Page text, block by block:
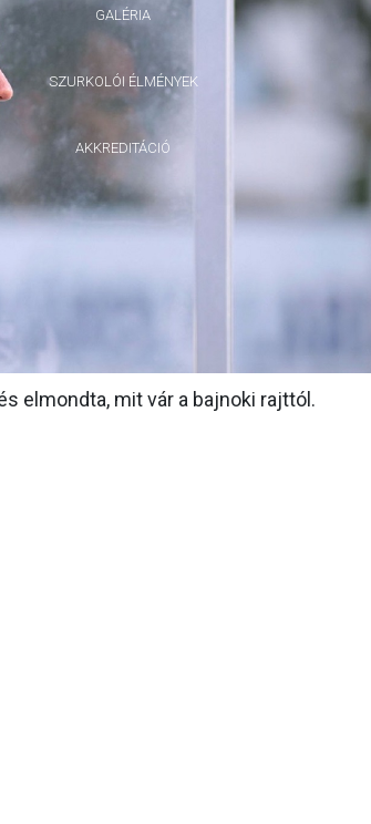
GALÉRIA
SZURKOLÓI ÉLMÉNYEK
AKKREDITÁCIÓ
elmondta, mit vár a bajnoki rajttól.